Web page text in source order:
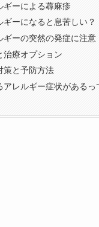
ギーによる蕁麻疹
ギーになると息苦しい？
ギーの突然の発症に注意
治療オプション
策と予防方法
アレルギー症状がある